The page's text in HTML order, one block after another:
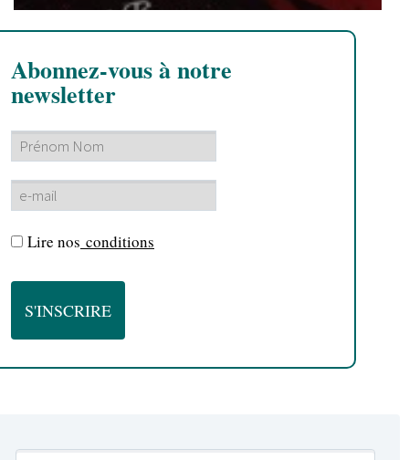
Abonnez-vous à notre
newsletter
Lire nos conditions